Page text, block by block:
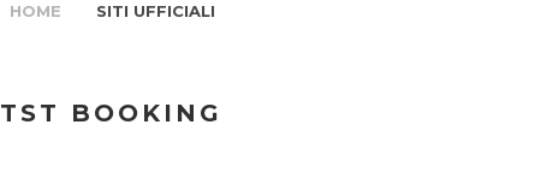
HOME SITI UFFICIALI
TST BOOKING